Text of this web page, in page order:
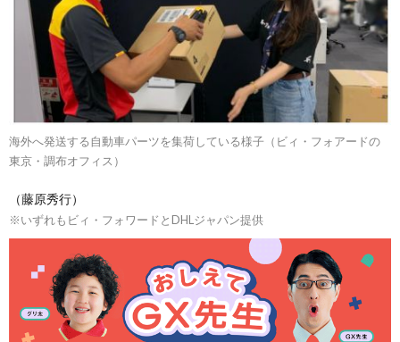
海外へ発送する自動車パーツを集荷している様子（ビィ・フォアードの
東京・調布オフィス）
（藤原秀行）
※いずれもビィ・フォワードとDHLジャパン提供